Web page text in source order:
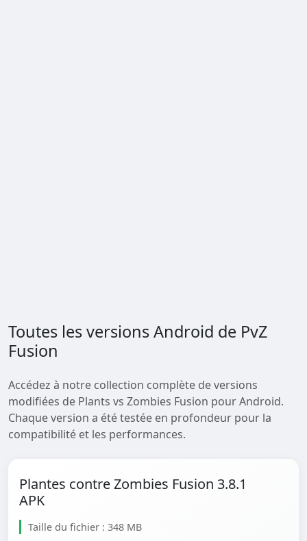
Toutes les versions Android de PvZ
Fusion
Accédez à notre collection complète de versions
modifiées de Plants vs Zombies Fusion pour Android.
Chaque version a été testée en profondeur pour la
compatibilité et les performances.
Plantes contre Zombies Fusion 3.8.1
APK
Taille du fichier : 348 MB